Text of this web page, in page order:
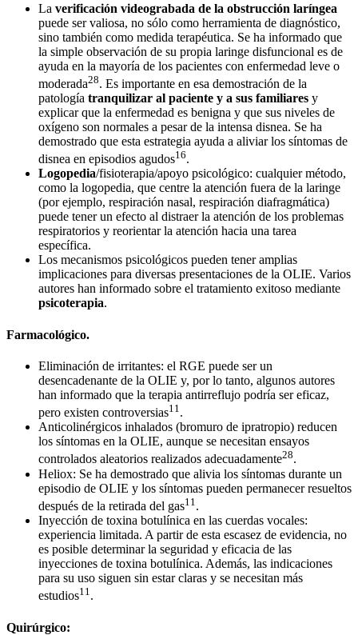
La verificación videograbada de la obstrucción laríngea
puede ser valiosa, no sólo como herramienta de diagnóstico,
sino también como medida terapéutica. Se ha informado que
la simple observación de su propia laringe disfuncional es de
ayuda en la mayoría de los pacientes con enfermedad leve o
moderada28. Es importante en esa demostración de la
patología tranquilizar al paciente y a sus familiares y
explicar que la enfermedad es benigna y que sus niveles de
oxígeno son normales a pesar de la intensa disnea. Se ha
demostrado que esta estrategia ayuda a aliviar los síntomas de
disnea en episodios agudos16.
Logopedia/fisioterapia/apoyo psicológico: cualquier método,
como la logopedia, que centre la atención fuera de la laringe
(por ejemplo, respiración nasal, respiración diafragmática)
puede tener un efecto al distraer la atención de los problemas
respiratorios y reorientar la atención hacia una tarea
específica.
Los mecanismos psicológicos pueden tener amplias
implicaciones para diversas presentaciones de la OLIE. Varios
autores han informado sobre el tratamiento exitoso mediante
psicoterapia.
Farmacológico.
Eliminación de irritantes: el RGE puede ser un
desencadenante de la OLIE y, por lo tanto, algunos autores
han informado que la terapia antirreflujo podría ser eficaz,
pero existen controversias11 .
Anticolinérgicos inhalados (bromuro de ipratropio) reducen
los síntomas en la OLIE, aunque se necesitan ensayos
controlados aleatorios realizados adecuadamente28.
Heliox: Se ha demostrado que alivia los síntomas durante un
episodio de OLIE y los síntomas pueden permanecer resueltos
después de la retirada del gas11 .
Inyección de toxina botulínica en las cuerdas vocales:
experiencia limitada. A partir de esta escasez de evidencia, no
es posible determinar la seguridad y eficacia de las
inyecciones de toxina botulínica. Además, las indicaciones
para su uso siguen sin estar claras y se necesitan más
estudios11 .
Quirúrgico: